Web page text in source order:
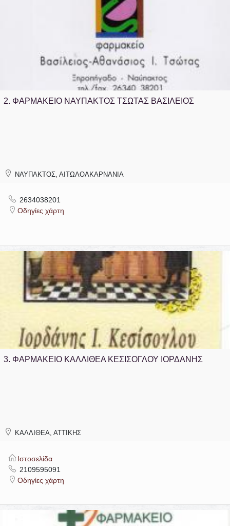
2. ΦΑΡΜΑΚΕΙΟ ΝΑΥΠΑΚΤΟΣ ΤΣΩΤΑΣ ΒΑΣΙΛΕΙΟΣ
ΝΑΥΠΑΚΤΟΣ, ΑΙΤΩΛΟΑΚΑΡΝΑΝΙΑ
2634038201
Οδηγίες χάρτη
3. ΦΑΡΜΑΚΕΙΟ ΚΑΛΛΙΘΕΑ ΚΕΣΙΣΟΓΛΟΥ ΙΟΡΔΑΝΗΣ
ΚΑΛΛΙΘΕΑ, ΑΤΤΙΚΗΣ
Ιστοσελίδα
2109595091
Οδηγίες χάρτη